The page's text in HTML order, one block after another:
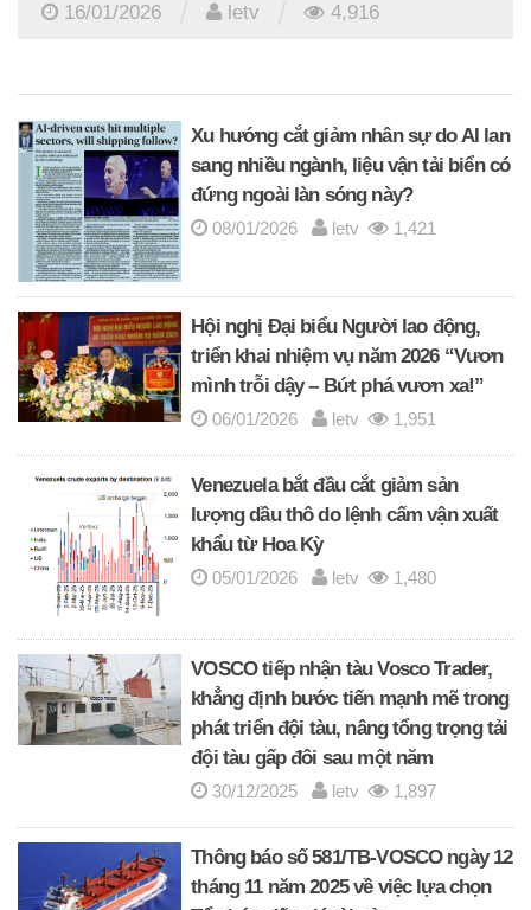
16/01/2026
letv 4,916
Xu hướng cắt giảm nhân sự do AI lan
sang nhiều ngành, liệu vận tải biển có
đứng ngoài làn sóng này?
08/01/2026 letv 1,421
Hội nghị Đại biểu Người lao động,
triển khai nhiệm vụ năm 2026 “Vươn
mình trỗi dậy – Bứt phá vươn xa!”
06/01/2026 letv 1,951
Venezuela bắt đầu cắt giảm sản
lượng dầu thô do lệnh cấm vận xuất
khẩu từ Hoa Kỳ
05/01/2026 letv 1,480
VOSCO tiếp nhận tàu Vosco Trader,
khẳng định bước tiến mạnh mẽ trong
phát triển đội tàu, nâng tổng trọng tải
đội tàu gấp đôi sau một năm
30/12/2025 letv 1,897
Thông báo số 581/TB-VOSCO ngày 12
tháng 11 năm 2025 về việc lựa chọn